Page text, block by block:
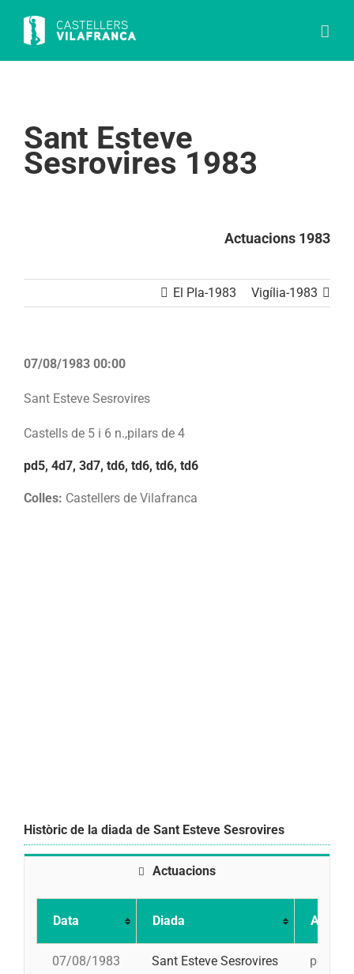
content
Sant Esteve
Sesrovires 1983
Actuacions 1983
El Pla-1983 Vigília-1983
07/08/1983 00:00
Sant Esteve Sesrovires
Castells de 5 i 6 n.,pilars de 4
pd5, 4d7, 3d7, td6, td6, td6, td6
Colles: Castellers de Vilafranca
Històric de la diada de Sant Esteve Sesrovires
Actuacions
Data Diada
07/08/1983 Sant Esteve Sesrovires pd5,